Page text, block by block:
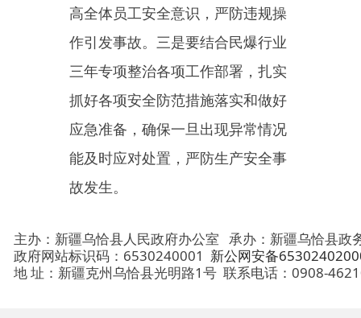
主办：新疆乌恰县人民政府办公室承办：新疆乌恰县政务服务
政府网站标识码：6530240001新公网安备65302402000101号
地 址：新疆克州乌恰县光明路1号联系电话：0908-4621030